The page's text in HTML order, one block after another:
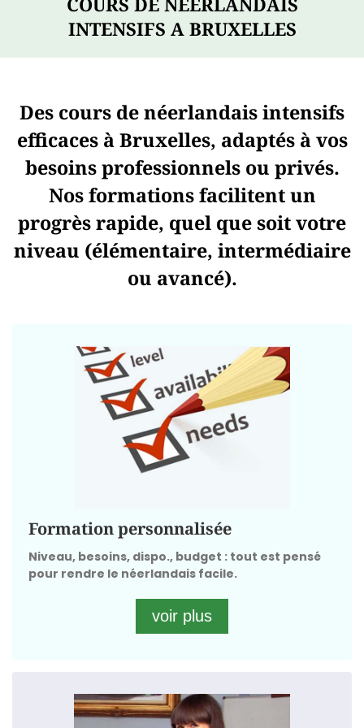
INTENSIFS A BRUXELLES
Des cours de néerlandais intensifs
efficaces à Bruxelles, adaptés à vos
besoins professionnels ou privés.
Nos formations facilitent un
progrès rapide, quel que soit votre
niveau (élémentaire, intermédiaire
ou avancé).
Formation personnalisée
Niveau, besoins, dispo., budget : tout est pensé
pour rendre le néerlandais facile.
voir plus
Notre centre de formation à Bruxelles propose des
cours de langue étrangère :
Planifiés selon vos disponibilités.
Adaptés à vos besoins personnels et à votre
L’approche personnalisée est notre marque de